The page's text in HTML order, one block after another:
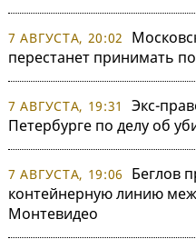
7 АВГУСТА, 20:02
перестанет принимать
7 АВГУСТА, 19:31
Экс-
Петербурге по делу об
7 АВГУСТА, 19:06
Беглов
контейнерную линию
Монтевидео